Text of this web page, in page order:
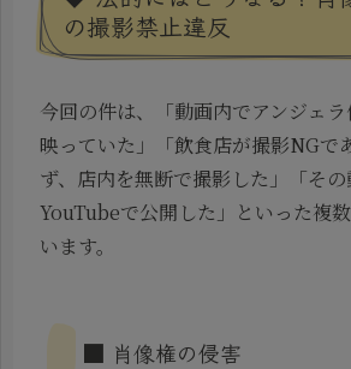
の撮影禁止違反
今回の件は、「動画内でアンジェ
映っていた」「飲食店が撮影NGで
ず、店内を無断で撮影した」「そ
YouTubeで公開した」といった複
います。
■ 肖像権の侵害